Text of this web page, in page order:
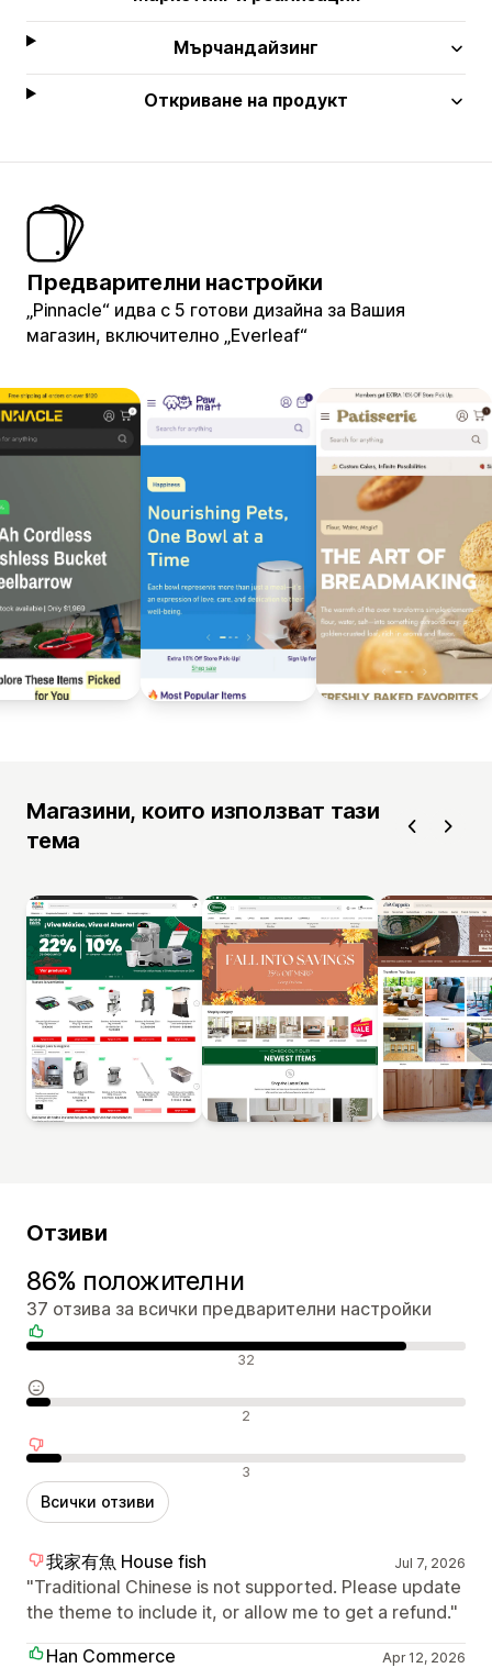
Мърчандайзинг
Откриване на продукт
Предварителни настройки
„Pinnacle“ идва с 5 готови дизайна за Вашия
магазин, включително „Everleaf“
Магазини, които използват тази
тема
Отзиви
86% положителни
37 отзива за всички предварителни настройки
Положителни отзиви 32
Неутрални отзиви 2
Отрицателни отзиви 3
Всички отзиви
我家有魚 House fish Jul 7, 2026
"Traditional Chinese is not supported. Please update
the theme to include it, or allow me to get a refund."
Han Commerce
Apr 12, 2026